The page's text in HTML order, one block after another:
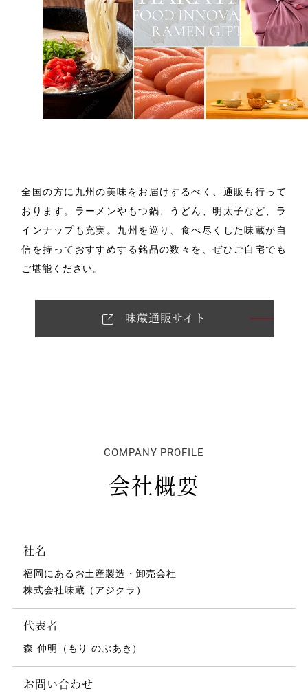
全国の方に九州の美味をお届けするべく、通販も行って
おります。 ラーメンやもつ鍋、うどん、明太子など、ラ
インナップも充実。 九州を巡り、食べ尽くした味蔵が自
信を持っておすすめする銘品の数々を、ぜひご自宅でも
ご堪能ください。
味蔵通販サイト
COMPANY PROFILE
会社概要
社名
福岡にあるお土産製造・卸売会社
株式会社味蔵（アジクラ）
代表者
森 伸明（もり のぶあき）
お問い合わせ